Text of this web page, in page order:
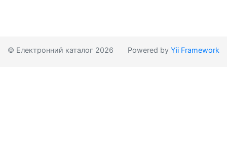
© Електронний каталог 2026 Powered by Yii Framework